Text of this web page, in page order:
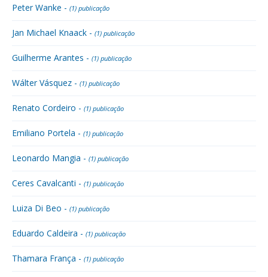
Peter Wanke - (1) publicação
Jan Michael Knaack - (1) publicação
Guilherme Arantes - (1) publicação
Wálter Vásquez - (1) publicação
Renato Cordeiro - (1) publicação
Emiliano Portela - (1) publicação
Leonardo Mangia - (1) publicação
Ceres Cavalcanti - (1) publicação
Luiza Di Beo - (1) publicação
Eduardo Caldeira - (1) publicação
Thamara França - (1) publicação